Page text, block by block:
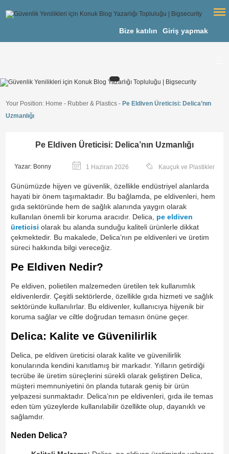
Bize katılın Giriş yapmak
Your Position: Home - Rubber & Plastics - Pe Eldiven Üreticisi: Delica’nın
Uzmanlığı
Pe Eldiven Üreticisi: Delica’nın Uzmanlığı
Yazar: Bonny 1 Haziran 2026 Kauçuk ve Plastikler
Günümüzde hijyen ve güvenlik, özellikle endüstriyel alanlarda
hayati bir önem taşımaktadır. Bu bağlamda, pe eldivenleri, hem
gıda sektöründe hem de sağlık alanında yaygın olarak
kullanılan önemli bir koruma aracıdır. Delica, pe eldiven
üreticisi olarak bu alanda sunduğu kaliteli ürünlerle dikkat
çekmektedir. Bu makalede, Delica’nın pe eldivenleri ve üretim
süreci hakkında bilgi vereceğiz.
Pe Eldiven Nedir?
Pe eldiven, polietilen malzemeden üretilen tek kullanımlık
eldivenlerdir. Çeşitli sektörlerde, özellikle gıda hizmeti ve sağlık
sektöründe kullanılırlar. Bu eldivenler, kullanıcıya hijyenik bir
koruma sağlar ve ciltle doğrudan temasın önüne geçer.
Delica: Kalite ve Güvenilirlik
Delica, pe eldiven üreticisi olarak kalite ve güvenilirlik
konularında kendini kanıtlamış bir markadır. Yılların getirdiği
tecrübe ile üretim süreçlerini sürekli olarak geliştiren Delica,
müşteri memnuniyetini ön planda tutarak geniş bir ürün
yelpazesi sunmaktadır. Delica’nın pe eldivenleri, gıda ile temas
eden tüm yüzeylerde kullanılabilir özellikte olup, dayanıklı ve
sağlamdır.
Neden Delica?